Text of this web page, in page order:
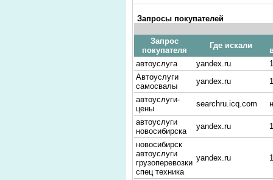
Запросы покупателей
Запрос
покупателя
Где искали
автоуслуга
yandex.ru
1
Автоуслуги
самосвалы
yandex.ru
1
автоуслуги-
цены
searchru.icq.com
автоуслуги
новосибирска
yandex.ru
1
новосибирск
автоуслуги
грузоперевозки
спец техника
yandex.ru 1